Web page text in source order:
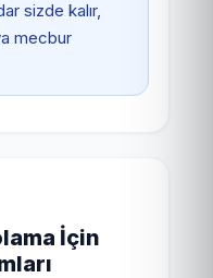
sizde kalır,
mecbur
İçin